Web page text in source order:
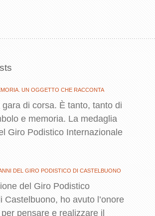
UN OGGETTO CHE RACCONTA
gara di corsa. È tanto, tanto di
e memoria. La medaglia
Giro Podistico Internazionale
DEL GIRO PODISTICO DI CASTELBUONO
del Giro Podistico
Castelbuono, ho avuto l’onore
pensare e realizzare il